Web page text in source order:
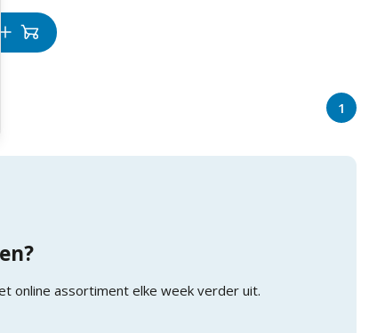
1
online assortiment elke week verder uit.